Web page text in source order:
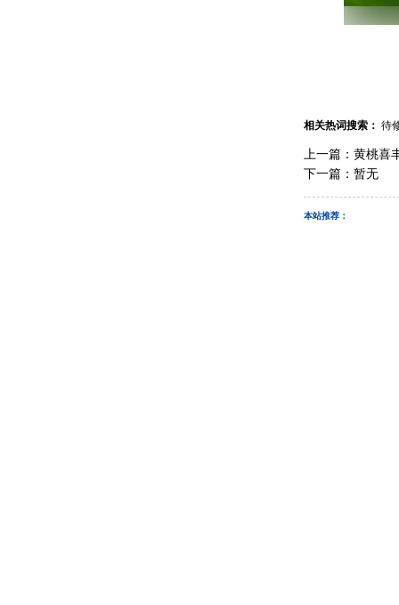
相关热词搜索： 待
上一篇： 黄桃喜
下一篇：暂无
本站推荐：